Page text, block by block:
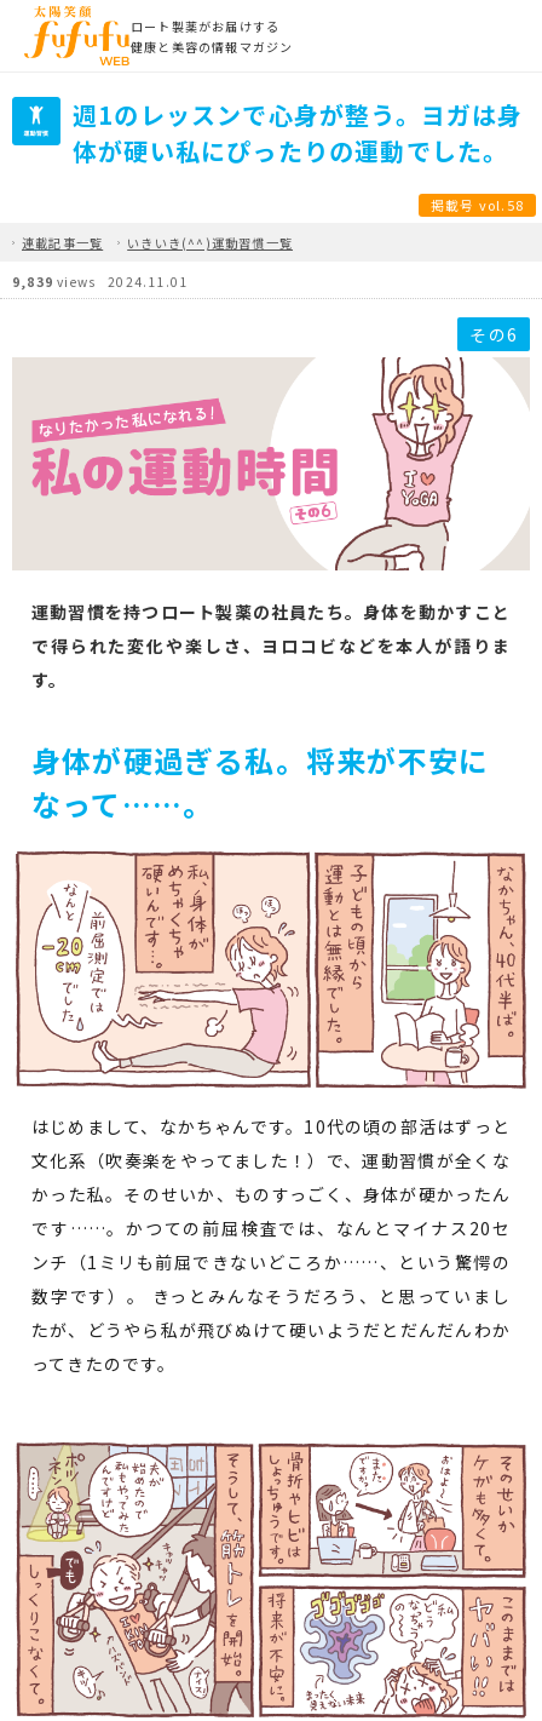
ロート製薬がお届けする
健康と美容の情報マガジン
週1のレッスンで心身が整う。ヨガは身
体が硬い私にぴったりの運動でした。
掲載号 vol.58
連載記事一覧 いきいき(^^)運動習慣一覧
9,839 views 2024.11.01
その6
運動習慣を持つロート製薬の社員たち。身体を動かすこと
で得られた変化や楽しさ、ヨロコビなどを本人が語りま
す。
身体が硬過ぎる私。将来が不安に
なって……。
はじめまして、なかちゃんです。10代の頃の部活はずっと
文化系（吹奏楽をやってました！）で、運動習慣が全くな
かった私。そのせいか、ものすっごく、身体が硬かったん
です……。かつての前屈検査では、なんとマイナス20セ
ンチ（1ミリも前屈できないどころか……、という驚愕の
数字です）。 きっとみんなそうだろう、と思っていまし
たが、どうやら私が飛びぬけて硬いようだとだんだんわか
ってきたのです。